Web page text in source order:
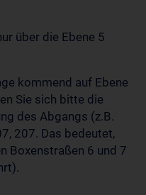
über die Ebene 5
kommend auf Ebene
Sie sich bitte die
des Abgangs (z.B.
207. Das bedeutet,
Boxenstraßen 6 und 7